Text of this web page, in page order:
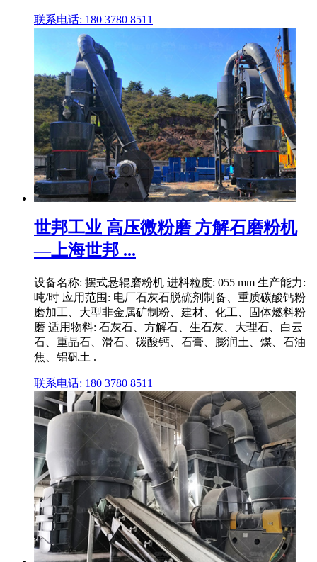
联系电话: 180 3780 8511
世邦工业 高压微粉磨 方解石磨粉机
—上海世邦 ...
设备名称: 摆式悬辊磨粉机 进料粒度: 055 mm 生产能力:
吨/时 应用范围: 电厂石灰石脱硫剂制备、重质碳酸钙粉
磨加工、大型非金属矿制粉、建材、化工、固体燃料粉
磨 适用物料: 石灰石、方解石、生石灰、大理石、白云
石、重晶石、滑石、碳酸钙、石膏、膨润土、煤、石油
焦、铝矾土 .
联系电话: 180 3780 8511